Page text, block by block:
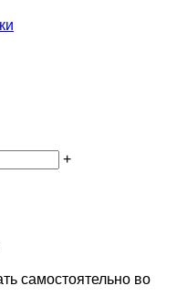
+
самостоятельно во